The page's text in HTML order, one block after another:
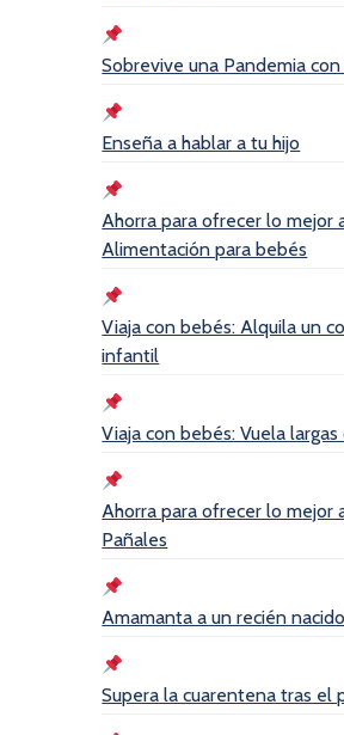
Sobrevive una Pandemia con
Enseña a hablar a tu hijo
Ahorra para ofrecer lo mejor
Alimentación para bebés
Viaja con bebés: Alquila un
infantil
Viaja con bebés: Vuela largas
Ahorra para ofrecer lo mejor
Pañales
Amamanta a un recién nacido
Supera la cuarentena tras el